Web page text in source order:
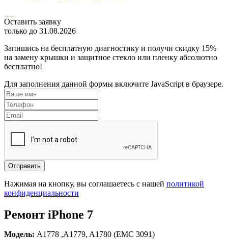
Оставить заявку
только до 31.08.2026
Запишись на бесплатную диагностику и получи скидку 15%
на замену крышки и защитное стекло или пленку абсолютно
бесплатно!
Для заполнения данной формы включите JavaScript в браузере.
Отправить
Нажимая на кнопку, вы соглашаетесь с нашей политикой
конфиденциальности
Ремонт iPhone 7
Модель: A1778 ,A1779, A1780 (EMC 3091)